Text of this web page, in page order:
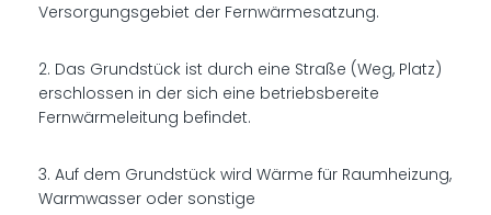
Versorgungsgebiet der Fernwärmesatzung.
2. Das Grundstück ist durch eine Straße (Weg, Platz)
erschlossen in der sich eine betriebsbereite
Fernwärmeleitung befindet.
3. Auf dem Grundstück wird Wärme für Raumheizung,
Warmwasser oder sonstige